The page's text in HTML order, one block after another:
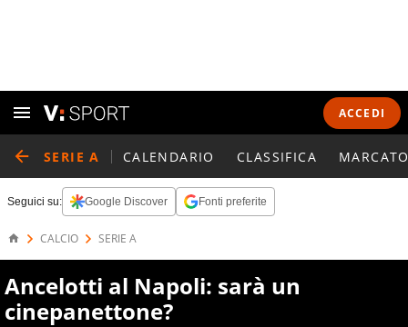
ACCEDI
SERIE A CALENDARIO CLASSIFICA
Seguici su: Google Discover Fonti preferite
CALCIO SERIE A
Ancelotti al Napoli: sarà un
cinepanettone?